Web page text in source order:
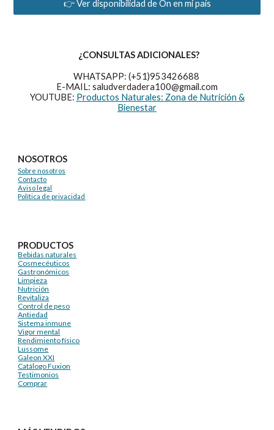
👉 Ver disponibilidad de On en mi país
¿CONSULTAS ADICIONALES?
WHATSAPP: (+51)953426688
E-MAIL: saludverdadera100@gmail.com
YOUTUBE: Productos Naturales: Zona de Nutrición &
Bienestar
NOSOTROS
Sobre nosotros
Contacto
Aviso legal
Política de privacidad
PRODUCTOS
Bebidas naturales
Cosmecéuticos
Gastronómicos
Limpieza
Nutrición
Revitaliza
Control de peso
Antiedad
Sistema inmune
Vigor mental
Rendimiento físico
Lussome
Galeon XXI
Catálogo Fuxion
Testimonios
Comprar